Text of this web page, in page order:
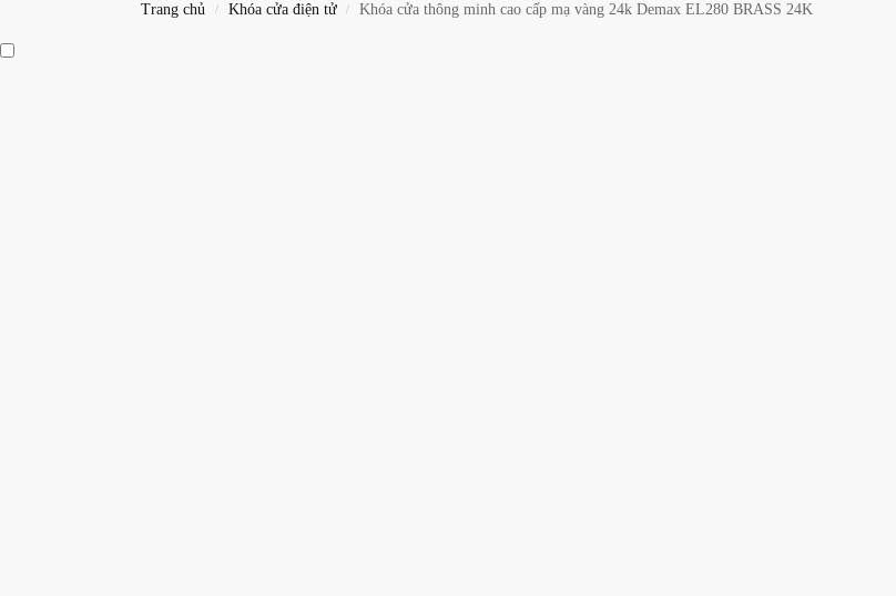
Trang chủ / Khóa cửa điện tử / Khóa cửa thông minh cao cấp mạ vàng 24k Demax EL280 BRASS 24K